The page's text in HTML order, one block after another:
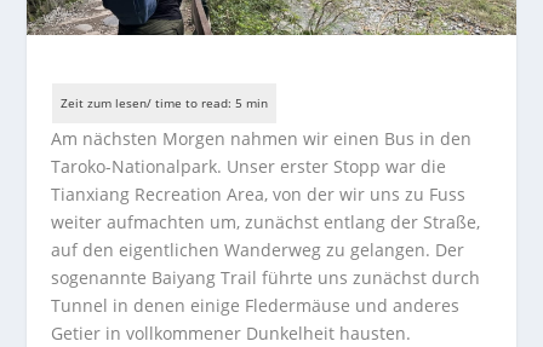
Am nächsten Morgen nahmen wir einen Bus in den
Taroko-Nationalpark. Unser erster Stopp war die
Tianxiang Recreation Area, von der wir uns zu Fuss
weiter aufmachten um, zunächst entlang der Straße,
auf den eigentlichen Wanderweg zu gelangen. Der
sogenannte Baiyang Trail führte uns zunächst durch
Tunnel in denen einige Fledermäuse und anderes
Getier in vollkommener Dunkelheit hausten.